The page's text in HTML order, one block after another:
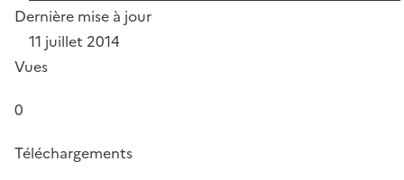
Dernière mise à jour
11 juillet 2014
Vues
0
Téléchargements